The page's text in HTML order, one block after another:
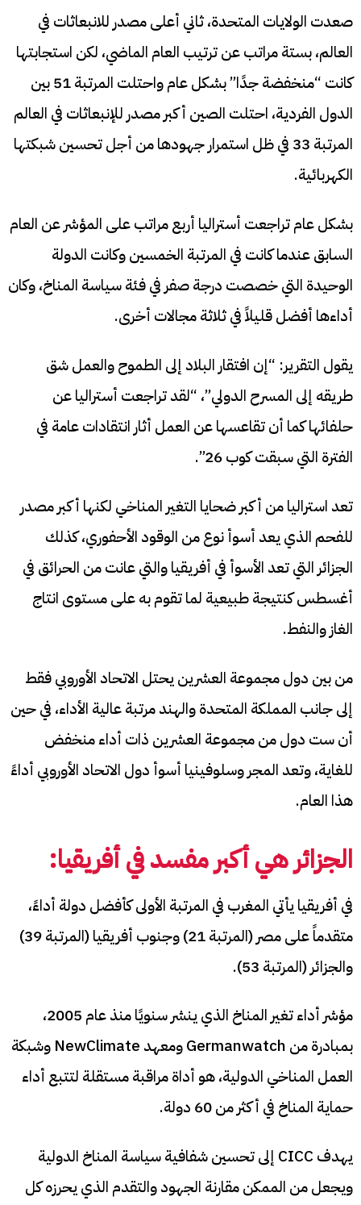
صعدت الولايات المتحدة، ثاني أعلى مصدر للانبعاثات في
العالم، بستة مراتب عن ترتيب العام الماضي، لكن استجابتها
كانت “منخفضة جدًا” بشكل عام واحتلت المرتبة 51 بين
الدول الفردية، احتلت الصين أكبر مصدر للإنبعاثات في العالم
المرتبة 33 في ظل استمرار جهودها من أجل تحسين شبكتها
الكهربائية.
بشكل عام تراجعت أستراليا أربع مراتب على المؤشر عن العام
السابق عندما كانت في المرتبة الخمسين وكانت الدولة
الوحيدة التي خصصت درجة صفر في فئة سياسة المناخ، وكان
أداءها أفضل قليلاً في ثلاثة مجالات أخرى.
يقول التقرير: “إن افتقار البلاد إلى الطموح والعمل شق
طريقه إلى المسرح الدولي”، “لقد تراجعت أستراليا عن
حلفائها كما أن تقاعسها عن العمل أثار انتقادات عامة في
الفترة التي سبقت كوب 26”.
تعد استراليا من أكبر ضحايا التغير المناخي لكنها أكبر مصدر
للفحم الذي يعد أسوأ نوع من الوقود الأحفوري، كذلك
الجزائر التي تعد الأسوأ في أفريقيا والتي عانت من الحرائق في
أغسطس كنتيجة طبيعية لما تقوم به على مستوى انتاج
الغاز والنفط.
من بين دول مجموعة العشرين يحتل الاتحاد الأوروبي فقط
إلى جانب المملكة المتحدة والهند مرتبة عالية الأداء، في حين
أن ست دول من مجموعة العشرين ذات أداء منخفض
للغاية، وتعد المجر وسلوفينيا أسوأ دول الاتحاد الأوروبي أداءً
هذا العام.
الجزائر هي أكبر مفسد في أفريقيا:
في أفريقيا يأتي المغرب في المرتبة الأولى كأفضل دولة أداءً،
متقدماً على مصر (المرتبة 21) وجنوب أفريقيا (المرتبة 39)
والجزائر (المرتبة 53).
مؤشر أداء تغير المناخ الذي ينشر سنويًا منذ عام 2005،
بمبادرة من Germanwatch ومعهد NewClimate وشبكة
العمل المناخي الدولية، هو أداة مراقبة مستقلة لتتبع أداء
حماية المناخ في أكثر من 60 دولة.
يهدف CICC إلى تحسين شفافية سياسة المناخ الدولية
ويجعل من الممكن مقارنة الجهود والتقدم الذي يحرزه كل